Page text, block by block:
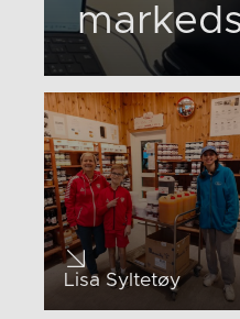
Lisa Syltetøy